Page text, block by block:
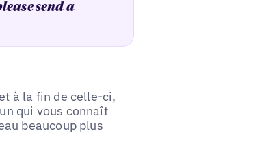
send a
à la fin de celle-ci,
qui vous connaît
beaucoup plus